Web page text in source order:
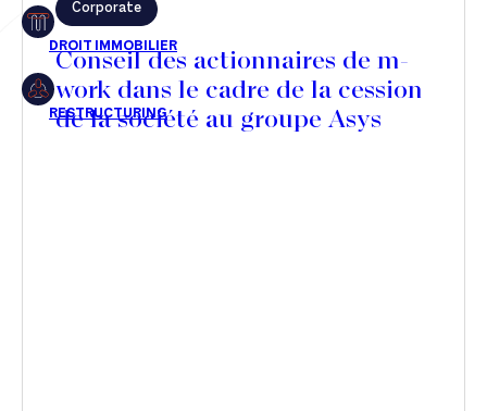
Restructuring
Article
Corporate
Conseil des actionnaires de m-
work dans le cadre de la cession
de la société au groupe Asys